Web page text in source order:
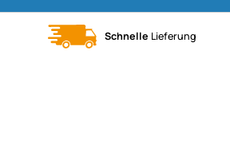
Schnelle Lieferung